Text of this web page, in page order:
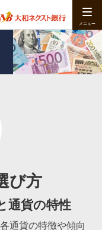
び方
通貨の特性
通貨の特徴や傾向